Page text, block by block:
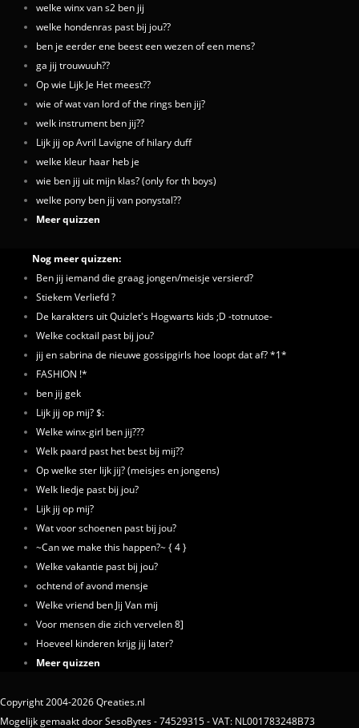
welke winx van s2 ben jij
welke hondenras past bij jou??
ben je eerder ene beest een wezen of een mens?
ga jij trouwuuh??
Op wie Lijk Je Het meest??
wie of wat van lord of the rings ben jij?
welk instrument ben jij??
Lijk jij op Avril Lavigne of hilary duff
welke kleur haar heb je
wie ben jij uit mijn klas? (only for th boys)
welke pony ben jij van ponystal??
Meer quizzen
Nog meer quizzen:
Ben jij iemand die graag jongen/meisje versierd?
Stiekem Verliefd ?
De karakters uit Quizlet's Hogwarts kids ;D -totnutoe-
Welke cocktail past bij jou?
jij en sabrina de nieuwe gossipgirls hoe loopt dat af? *1*
FASHION !*
ben jij gek
Lijk jij op mij? $:
Welke winx-girl ben jij???
Welk paard past het best bij mij??
Op welke ster lijk jij? (meisjes en jongens)
Welk liedje past bij jou?
Lijk jij op mij?
Wat voor schoenen past bij jou?
~Can we make this happen?~ { 4 }
Welke vakantie past bij jou?
ochtend of avond mensje
Welke vriend ben Jij Van mij
Voor mensen die zich vervelen 8]
Hoeveel kinderen krijg jij later?
Meer quizzen
Copyright 2004-2026 Qreaties.nl
Mogelijk gemaakt door SesoBytes - 74529315 - VAT: NL001783248B73